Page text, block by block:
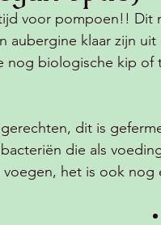
voor pompoen!! Dit
klaar zijn
nog biologische kip
dit is
die als
het is ook nog